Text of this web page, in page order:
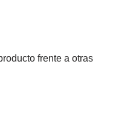
frente a otras